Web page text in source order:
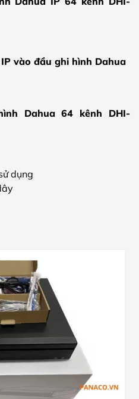
vào đầu ghi hình Dahua
Dahua 64 kênh DHI-
dụng